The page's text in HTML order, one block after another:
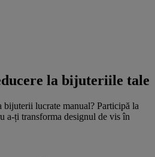
la bijuteriile tale
lucrate manual? Participă la
a-ți transforma designul de vis în